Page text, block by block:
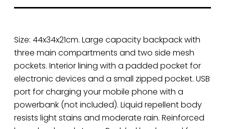
Size: 44x34x21cm. Large capacity backpack with
three main compartments and two side mesh
pockets. Interior lining with a padded pocket for
electronic devices and a small zipped pocket. USB
port for charging your mobile phone with a
powerbank (not included). Liquid repellent body
resists light stains and moderate rain. Reinforced